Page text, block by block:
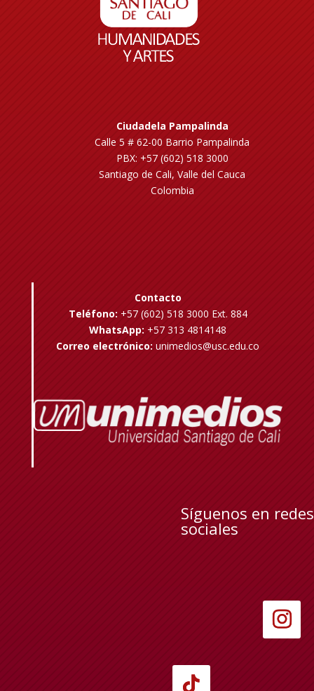
Ciudadela Pampalinda
Calle 5 # 62-00 Barrio Pampalinda
PBX: +57 (602) 518 3000
Santiago de Cali, Valle del Cauca
Colombia
Contacto
Teléfono: +57 (602) 518 3000 Ext. 884
WhatsApp: +57 313 4814148
Correo electrónico: unimedios@usc.edu.co
Síguenos en redes
sociales